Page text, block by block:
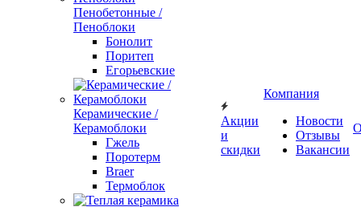
Пенобетонные /
Пеноблоки
Бонолит
Поритеп
Егорьевские
Керамические /
Керамоблоки
Гжель
Поротерм
Braer
Термоблок
Акции
и
скидки
Компания
Новости
Отзывы
Вакансии